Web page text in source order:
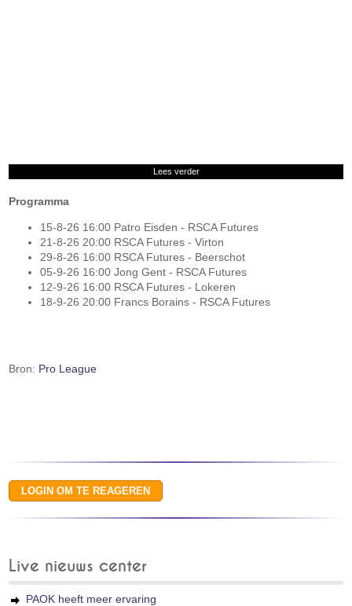
Lees verder
Programma
15-8-26 16:00 Patro Eisden - RSCA Futures
21-8-26 20:00 RSCA Futures - Virton
29-8-26 16:00 RSCA Futures - Beerschot
05-9-26 16:00 Jong Gent - RSCA Futures
12-9-26 16:00 RSCA Futures - Lokeren
18-9-26 20:00 Francs Borains - RSCA Futures
Bron: Pro League
Live nieuws center
PAOK heeft meer ervaring